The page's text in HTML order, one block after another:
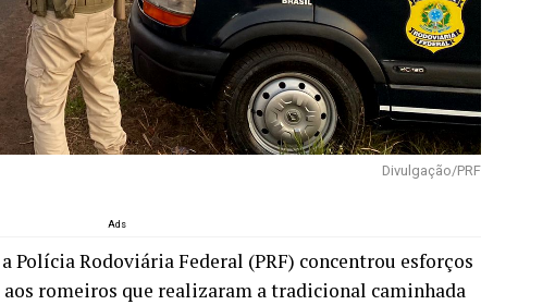
Divulgação/PRF
Ads
Polícia Rodoviária Federal (PRF) concentrou esforços
romeiros que realizaram a tradicional caminhada